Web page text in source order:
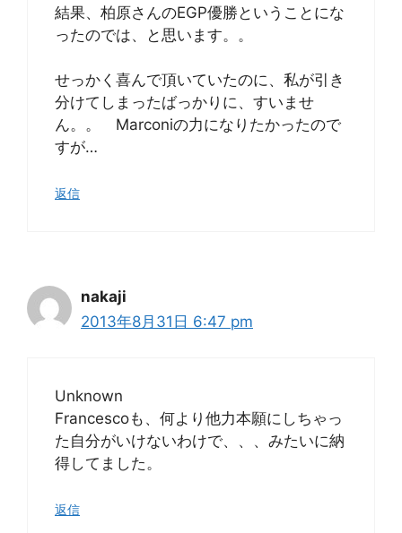
結果、柏原さんのEGP優勝ということにな
ったのでは、と思います。。
せっかく喜んで頂いていたのに、私が引き
分けてしまったばっかりに、すいませ
ん。。 Marconiの力になりたかったので
すが…
返信
nakaji
2013年8月31日 6:47 pm
Unknown
Francescoも、何より他力本願にしちゃっ
た自分がいけないわけで、、、みたいに納
得してました。
返信